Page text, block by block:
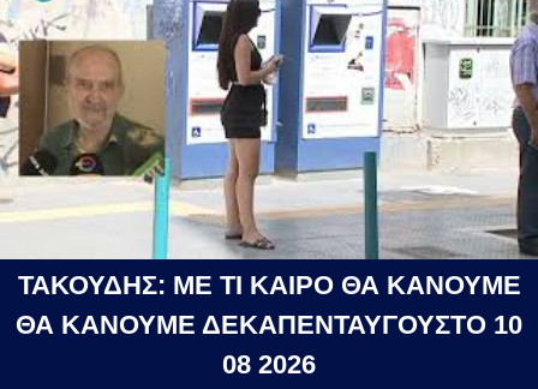
ΤΑΚΟΥΔΗΣ: ΜΕ ΤΙ ΚΑΙΡΟ ΘΑ ΚΑΝΟΥΜΕ
ΘΑ ΚΑΝΟΥΜΕ ΔΕΚΑΠΕΝΤΑΥΓΟΥΣΤΟ 10
08 2026